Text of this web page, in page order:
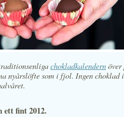
chokladkalendern
nyårslöfte som i fjol. Ingen choklad
ett fint 2012.